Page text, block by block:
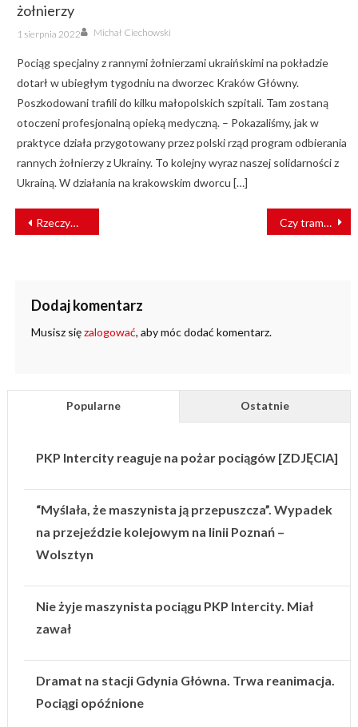
żołnierzy
Posted
on
1 sierpnia 2022 Author
Michał Ciechowski
Pociąg specjalny z rannymi żołnierzami ukraińskimi na pokładzie
dotarł w ubiegłym tygodniu na dworzec Kraków Główny.
Poszkodowani trafili do kilku małopolskich szpitali. Tam zostaną
otoczeni profesjonalną opieką medyczną. – Pokazaliśmy, jak w
praktyce działa przygotowany przez polski rząd program odbierania
rannych żołnierzy z Ukrainy. To kolejny wyraz naszej solidarności z
Ukrainą. W działania na krakowskim dworcu […]
NAWIGACJA
WPISU
Rzeczywistość zmienia się szybko Czy tramwaj jest zeroemisyjny?
Dodaj komentarz
Musisz sięzalogować, aby móc dodać komentarz.
Popularne Ostatnie
PKP Intercity reaguje na pożar pociągów [ZDJĘCIA]
“Myślała, że maszynista ją przepuszcza”. Wypadek
na przejeździe kolejowym na linii Poznań –
Wolsztyn
Nie żyje maszynista pociągu PKP Intercity. Miał
zawał
Dramat na stacji Gdynia Główna. Trwa reanimacja.
Pociągi opóźnione